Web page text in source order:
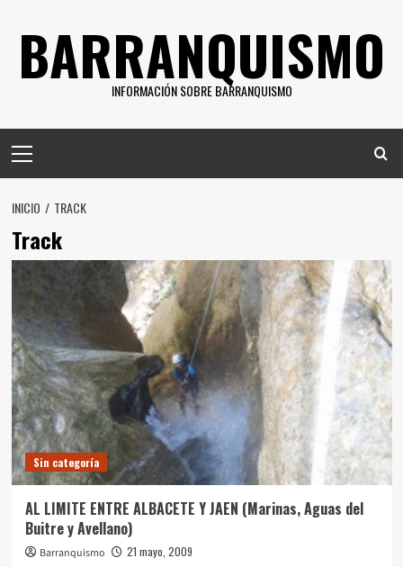
contenido
BARRANQUISMO
INFORMACIÓN SOBRE BARRANQUISMO
principal
INICIO TRACK
Track
Sin categoría
AL LIMITE ENTRE ALBACETE Y JAEN (Marinas, Aguas del
Buitre y Avellano)
Barranquismo
21 mayo, 2009